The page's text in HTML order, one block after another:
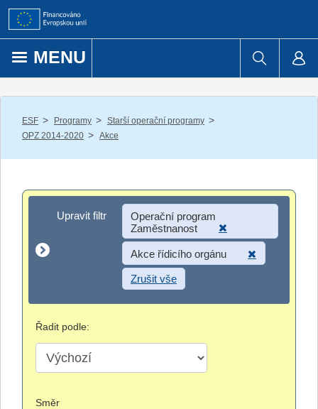
Přejít k obsahu
MENU
ESF / Programy / Starší operační programy /
OPZ 2014-2020 / Akce
Upravit filtr
Upravit filtr
Operační program
Zaměstnanost
Akce řídicího orgánu
Zrušit vše
Řadit podle:
Směr